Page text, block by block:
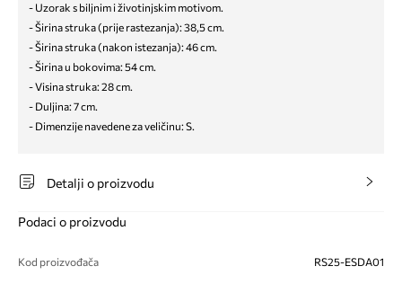
- Uzorak s biljnim i životinjskim motivom.
- Širina struka (prije rastezanja): 38,5 cm.
- Širina struka (nakon istezanja): 46 cm.
- Širina u bokovima: 54 cm.
- Visina struka: 28 cm.
- Duljina: 7 cm.
- Dimenzije navedene za veličinu: S.
Detalji o proizvodu
Podaci o proizvodu
Kod proizvođača RS25-ESDA01